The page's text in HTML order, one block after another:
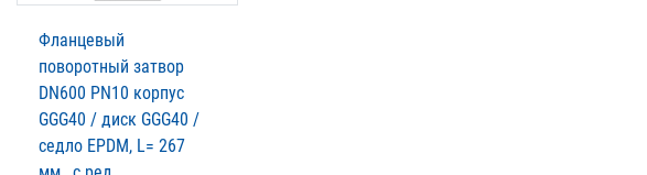
Фланцевый
поворотный затвор
DN600 PN10 корпус
GGG40 / диск GGG40 /
седло EPDM, L= 267